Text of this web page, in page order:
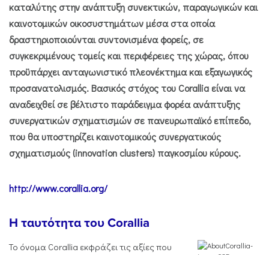
καταλύτης στην ανάπτυξη συνεκτικών, παραγωγικών και
καινοτομικών οικοσυστημάτων μέσα στα οποία
δραστηριοποιούνται συντονισμένα φορείς, σε
συγκεκριμένους τομείς και περιφέρειες της χώρας, όπου
προϋπάρχει ανταγωνιστικό πλεονέκτημα και εξαγωγικός
προσανατολισμός. Βασικός στόχος του Corallia είναι να
αναδειχθεί σε βέλτιστο παράδειγμα φορέα ανάπτυξης
συνεργατικών σχηματισμών σε πανευρωπαϊκό επίπεδο,
που θα υποστηρίζει καινοτομικούς συνεργατικούς
σχηματισμούς (innovation clusters) παγκοσμίου κύρους.
http://www.corallia.org/
H ταυτότητα του Corallia
Το όνομα Corallia εκφράζει τις αξίες που